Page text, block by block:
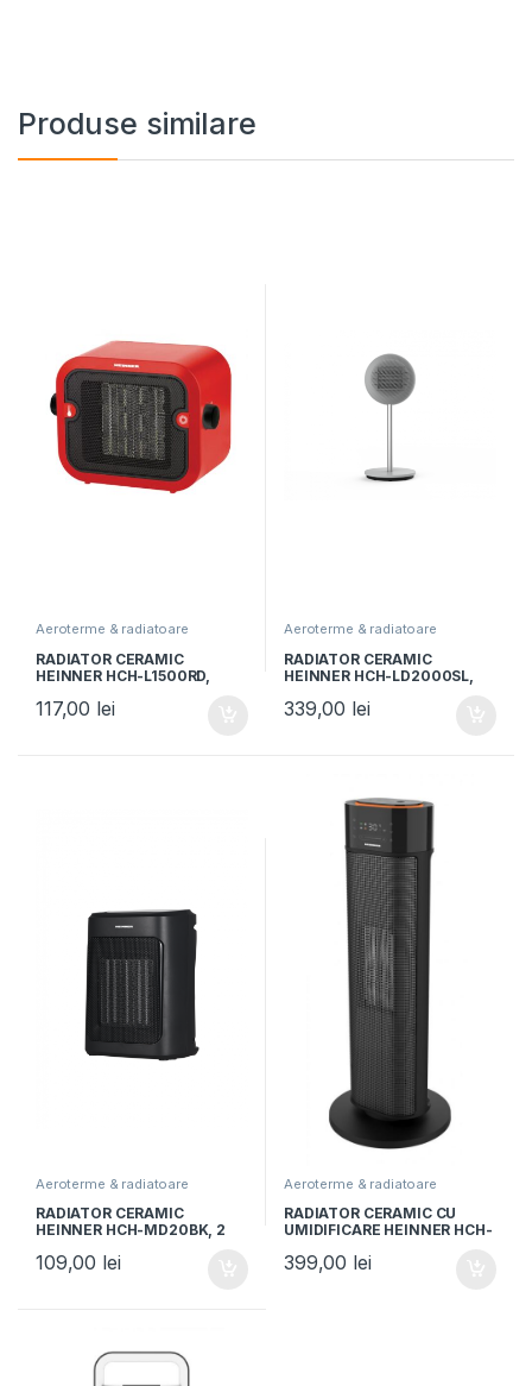
Produse similare
Aeroterme & radiatoare
RADIATOR CERAMIC
HEINNER HCH-L1500RD,
termostat reglabil, Rosu
117,00 lei
Aeroterme & radiatoare
RADIATOR CERAMIC
HEINNER HCH-LD2000SL,
Touch, Telecomanda,
Functie ECO, Oprire
339,00 lei
Aeroterme & radiatoare
RADIATOR CERAMIC
HEINNER HCH-MD20BK, 2
1200/2000W, Afisaj LED,
109,00 lei
Aeroterme & radiatoare
RADIATOR CERAMIC CU
UMIDIFICARE HEINNER HCH-
umidificare, Display LED,
399,00 lei